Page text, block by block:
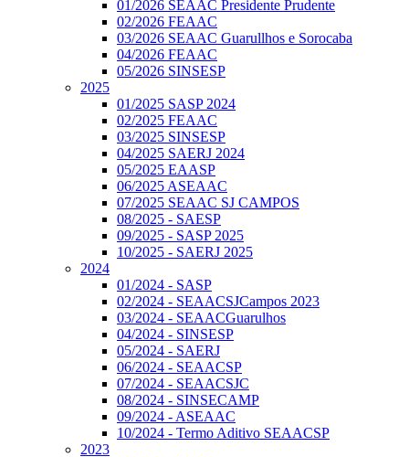
01/2026 SEAAC Presidente Prudente
02/2026 FEAAC
03/2026 SEAAC Guarullhos e Sorocaba
04/2026 FEAAC
05/2026 SINSESP
2025
01/2025 SASP 2024
02/2025 FEAAC
03/2025 SINSESP
04/2025 SAERJ 2024
05/2025 EAASP
06/2025 ASEAAC
07/2025 SEAAC SJ CAMPOS
08/2025 - SAESP
09/2025 - SASP 2025
10/2025 - SAERJ 2025
2024
01/2024 - SASP
02/2024 - SEAACSJCampos 2023
03/2024 - SEAACGuarulhos
04/2024 - SINSESP
05/2024 - SAERJ
06/2024 - SEAACSP
07/2024 - SEAACSJC
08/2024 - SINSECAMP
09/2024 - ASEAAC
10/2024 - Termo Aditivo SEAACSP
2023